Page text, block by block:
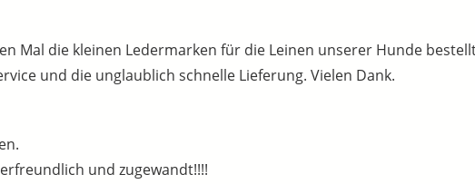
Mal die kleinen Ledermarken für die Leinen unserer Hunde
und die unglaublich schnelle Lieferung. Vielen Dank.
und zugewandt!!!!